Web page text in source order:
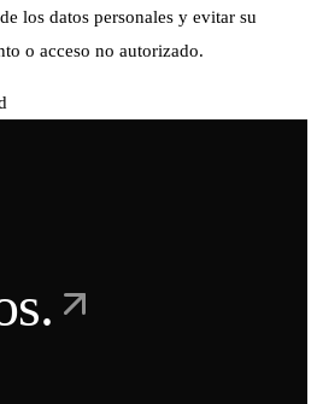
los datos personales y evitar su
o acceso no autorizado.